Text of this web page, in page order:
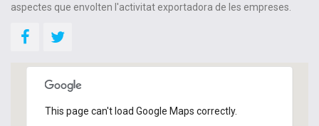
aspectes que envolten l'activitat exportadora de les empreses.
This page can't load Google Maps correctly.